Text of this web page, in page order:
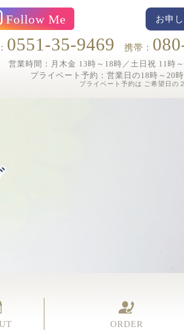
Follow Me お申
0551-35-9469 携帯：
営業時間：月木金 13時～18時／土日祝 11時
プライベート予約： 営業日の18時～20
プライベート予約は ご希望日の
ORDER